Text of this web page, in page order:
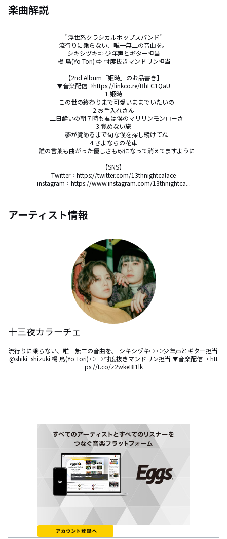
楽曲解説
”浮世系クラシカルポップスバンド”
流行りに乗らない、唯一無二の音曲を。
シキシヅキ⇨ 少年声とギター担当
【2nd Album「姫時」のお品書き】
▼音楽配信→https://linkco.re/BhFC1QaU
1.姫時
この世の終わりまで可愛いままでいたいの
2.お手入れさん
二日酔いの朝７時も君は僕のマリリンモンローさ
3.覚めない旅
夢が覚めるまで旬な僕を探し続けてね
4.さよならの花車
誰の言葉も曲がった優しさも砂になって消えてますように
【SNS】
Twitter：https://twitter.com/13thnightcalace
instagram：https://www.instagram.com/13thnightca...
アーティスト情報
十三夜カラーチェ
流行りに乗らない、唯一無二の音曲を。 シキシヅキ⇨ ⇨少年声とギター担当
@shiki_shizuki 楊 鳥(Yo Tori) ⇨ ⇨忖度抜きマンドリン担当 ▼音楽配信→ htt
ps://t.co/z2wkeBI1lk